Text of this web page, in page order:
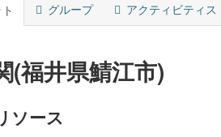
グループ アクティビティス
(福井県鯖江市)
ソース